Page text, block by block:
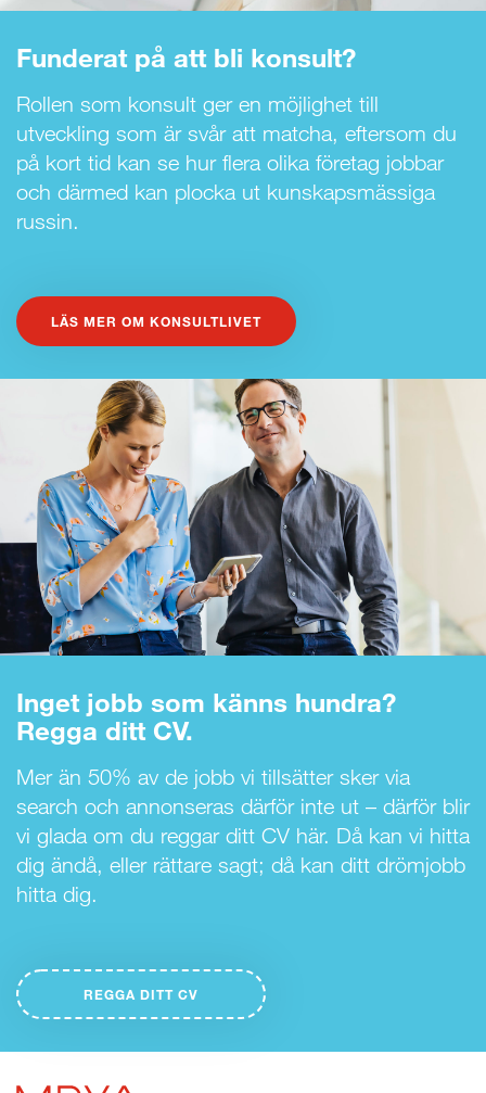
Funderat på att bli konsult?
Rollen som konsult ger en möjlighet till
utveckling som är svår att matcha, eftersom du
på kort tid kan se hur flera olika företag jobbar
och därmed kan plocka ut kunskapsmässiga
russin.
LÄS MER OM KONSULTLIVET
Inget jobb som känns hundra?
Regga ditt CV.
Mer än 50% av de jobb vi tillsätter sker via
search och annonseras därför inte ut – därför blir
vi glada om du reggar ditt CV här. Då kan vi hitta
dig ändå, eller rättare sagt; då kan ditt drömjobb
hitta dig.
REGGA DITT CV